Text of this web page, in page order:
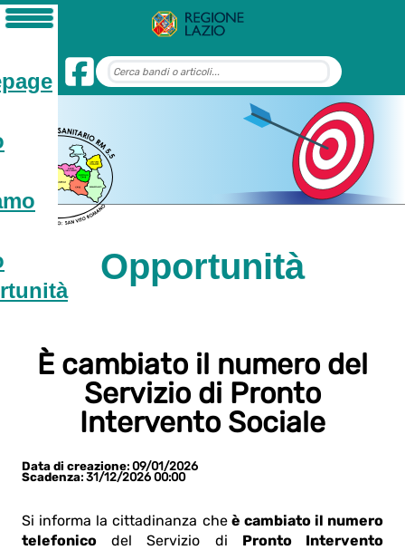
Opportunità
È cambiato il numero del
Servizio di Pronto
Intervento Sociale
Data di creazione: 09/01/2026
Scadenza: 31/12/2026 00:00
Si informa la cittadinanza cheè cambiato il numero
telefonico del Servizio di Pronto Intervento